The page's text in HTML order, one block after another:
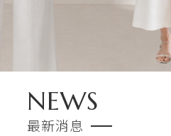
NEWS
最新消息